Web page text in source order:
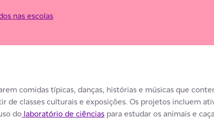
nas escolas
comidas típicas, danças, histórias e músicas que
de classes culturais e exposições. Os projetos incluem
do laboratório de ciências para estudar os animais e